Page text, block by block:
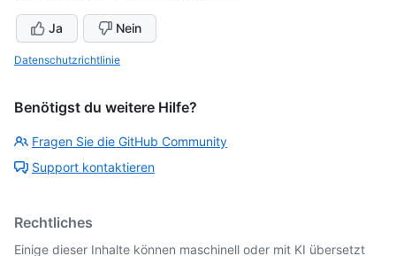
Ja Nein
Datenschutzrichtlinie
Benötigst du weitere Hilfe?
Fragen Sie die GitHub Community
Support kontaktieren
Rechtliches
Einige dieser Inhalte können maschinell oder mit KI übersetzt